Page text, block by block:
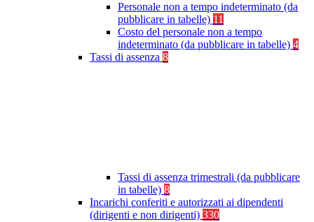
Personale non a tempo indeterminato (da
pubblicare in tabelle) 11
Costo del personale non a tempo
indeterminato (da pubblicare in tabelle) 4
Tassi di assenza 8
Tassi di assenza trimestrali (da pubblicare
in tabelle) 8
Incarichi conferiti e autorizzati ai dipendenti
(dirigenti e non dirigenti) 330